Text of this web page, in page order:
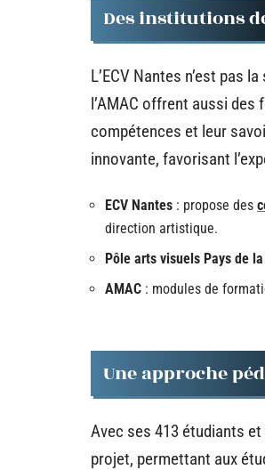
Des institutions
L’ECV Nantes n’est pas
l’AMAC offrent aussi
compétences et leur
innovante, favorisant
ECV Nantes : propose des
direction artistique.
Pôle arts visuels Pays de
AMAC : modules de
Une approche
Avec ses 413 étudiants
projet, permettant aux